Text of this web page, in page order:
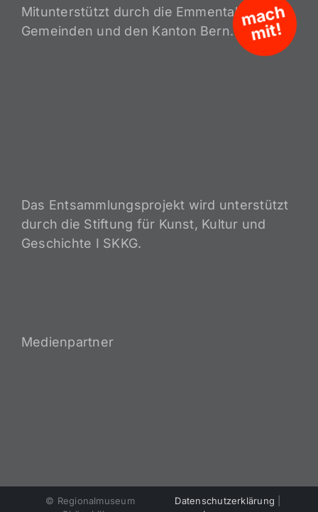
m
a
c
h
mit!
Mitunterstützt durch die Emmentaler
Gemeinden und den Kanton Bern.
Das Entsammlungsprojekt wird unterstützt
durch die Stiftung für Kunst, Kultur und
Geschichte I SKKG.
Medienpartner
© Regionalmuseum
Datenschutzerklärung